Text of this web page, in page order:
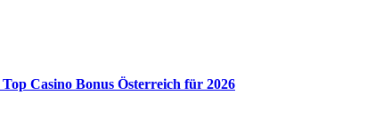
Casino Bonus Österreich für 2026